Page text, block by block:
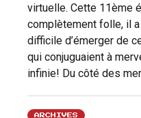
virtuelle. Cette 11ème
complètement folle, il
difficile d’émerger de
qui conjuguaient à
infinie! Du côté des
ARCHIVES